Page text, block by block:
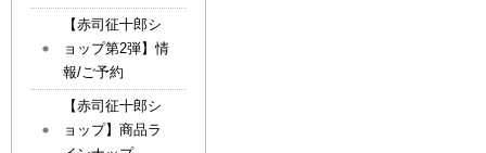
【赤司征十郎シ
ョップ第2弾】情
報/ご予約
【赤司征十郎シ
ョップ】商品ラ